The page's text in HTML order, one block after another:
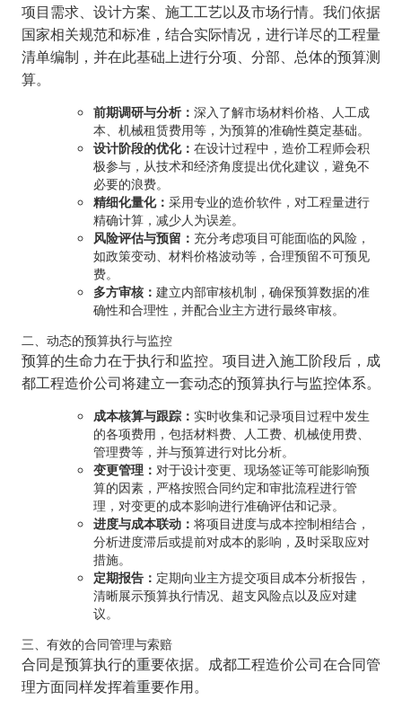
项目需求、设计方案、施工工艺以及市场行情。我们依据
国家相关规范和标准，结合实际情况，进行详尽的工程量
清单编制，并在此基础上进行分项、分部、总体的预算测
算。
前期调研与分析： 深入了解市场材料价格、人工成
本、机械租赁费用等，为预算的准确性奠定基础。
设计阶段的优化： 在设计过程中，造价工程师会积
极参与，从技术和经济角度提出优化建议，避免不
必要的浪费。
精细化量化： 采用专业的造价软件，对工程量进行
精确计算，减少人为误差。
风险评估与预留： 充分考虑项目可能面临的风险，
如政策变动、材料价格波动等，合理预留不可预见
费。
多方审核： 建立内部审核机制，确保预算数据的准
确性和合理性，并配合业主方进行最终审核。
二、动态的预算执行与监控
预算的生命力在于执行和监控。项目进入施工阶段后，成
都工程造价公司将建立一套动态的预算执行与监控体系。
成本核算与跟踪： 实时收集和记录项目过程中发生
的各项费用，包括材料费、人工费、机械使用费、
管理费等，并与预算进行对比分析。
变更管理： 对于设计变更、现场签证等可能影响预
算的因素，严格按照合同约定和审批流程进行管
理，对变更的成本影响进行准确评估和记录。
进度与成本联动： 将项目进度与成本控制相结合，
分析进度滞后或提前对成本的影响，及时采取应对
措施。
定期报告： 定期向业主方提交项目成本分析报告，
清晰展示预算执行情况、超支风险点以及应对建
议。
三、有效的合同管理与索赔
合同是预算执行的重要依据。成都工程造价公司在合同管
理方面同样发挥着重要作用。